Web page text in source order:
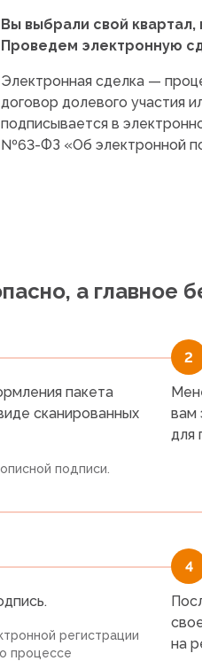
Вы выбрали свой квартал,
Проведем электронную
Электронная сделка —
договор долевого участия
подписывается в
№63-ФЗ «Об электронной
а главное
пакета
сканированных
подписи.
2
вам
для
регистрации
процессе
4
на